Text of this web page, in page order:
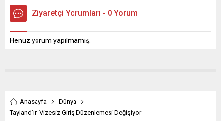
Ziyaretçi Yorumları - 0 Yorum
Henüz yorum yapılmamış.
Anasayfa
Dünya
Tayland’ın Vizesiz Giriş Düzenlemesi Değişiyor